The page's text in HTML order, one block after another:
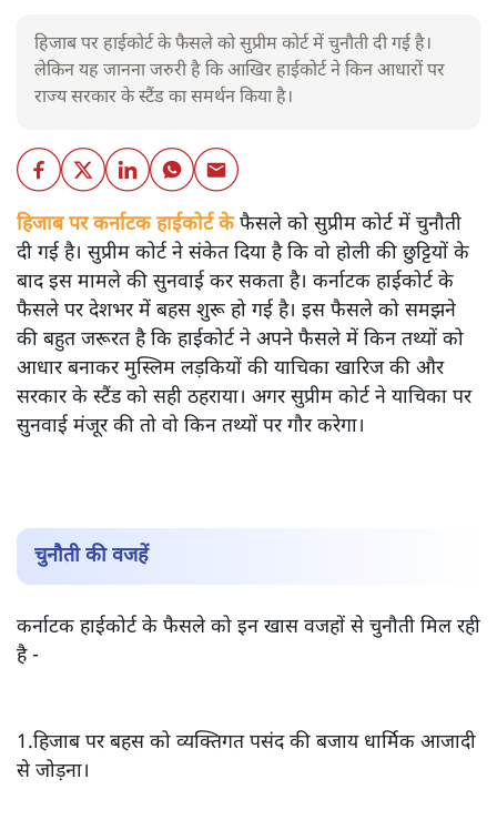
हिजाब पर हाईकोर्ट के फैसले को सुप्रीम कोर्ट में चुनौती दी गई है।
लेकिन यह जानना जरुरी है कि आखिर हाईकोर्ट ने किन आधारों पर
राज्य सरकार के स्टैंड का समर्थन किया है।
हिजाब पर कर्नाटक हाईकोर्ट केफैसले को सुप्रीम कोर्ट में चुनौती
दी गई है। सुप्रीम कोर्ट ने संकेत दिया है कि वो होली की छुट्टियों के
बाद इस मामले की सुनवाई कर सकता है। कर्नाटक हाईकोर्ट के
फैसले पर देशभर में बहस शुरू हो गई है। इस फैसले को समझने
की बहुत जरूरत है कि हाईकोर्ट ने अपने फैसले में किन तथ्यों को
आधार बनाकर मुस्लिम लड़कियों की याचिका खारिज की और
सरकार के स्टैंड को सही ठहराया। अगर सुप्रीम कोर्ट ने याचिका पर
सुनवाई मंजूर की तो वो किन तथ्यों पर गौर करेगा।
चुनौती की वजहें
कर्नाटक हाईकोर्ट के फैसले को इन खास वजहों से चुनौती मिल रही
है -
1.हिजाब पर बहस को व्यक्तिगत पसंद की बजाय धार्मिक आजादी
से जोड़ना।